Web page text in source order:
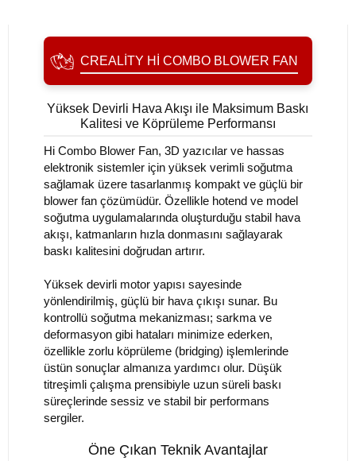
CREALITY HI COMBO BLOWER FAN
Yüksek Devirli Hava Akışı ile Maksimum Baskı
Kalitesi ve Köprüleme Performansı
Hi Combo Blower Fan, 3D yazıcılar ve hassas
elektronik sistemler için yüksek verimli soğutma
sağlamak üzere tasarlanmış kompakt ve güçlü bir
blower fan çözümüdür. Özellikle hotend ve model
soğutma uygulamalarında oluşturduğu stabil hava
akışı, katmanların hızla donmasını sağlayarak
baskı kalitesini doğrudan artırır.
Yüksek devirli motor yapısı sayesinde
yönlendirilmiş, güçlü bir hava çıkışı sunar. Bu
kontrollü soğutma mekanizması; sarkma ve
deformasyon gibi hataları minimize ederken,
özellikle zorlu köprüleme (bridging) işlemlerinde
üstün sonuçlar almanıza yardımcı olur. Düşük
titreşimli çalışma prensibiyle uzun süreli baskı
süreçlerinde sessiz ve stabil bir performans
sergiler.
Öne Çıkan Teknik Avantajlar